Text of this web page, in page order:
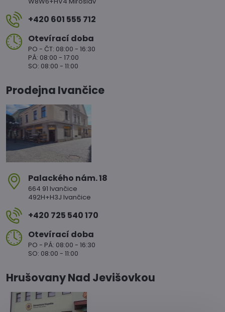
+420 601 555 712
Otevírací doba
PO - ČT: 08:00 - 16:30
PÁ: 08:00 - 17:00
SO: 08:00 - 11:00
Prodejna Ivančice
Palackého nám​. 18
664 91 Ivančice
492H+H3J Ivančice
+420 725 540 170
Otevírací doba
PO - PÁ: 08:00 - 16:30
SO: 08:00 - 11:00
Hrušovany Nad Jevišovkou